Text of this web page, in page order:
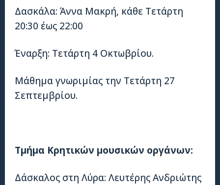
Δασκάλα: Άννα Μακρή, κάθε Τετάρτη
20:30 έως 22:00
Έναρξη: Τετάρτη 4 Οκτωβρίου.
Μάθημα γνωριμίας την Τετάρτη 27
Σεπτεμβρίου.
Τμήμα Κρητικών μουσικών οργάνων:
Δάσκαλος στη Λύρα: Λευτέρης Ανδριώτης